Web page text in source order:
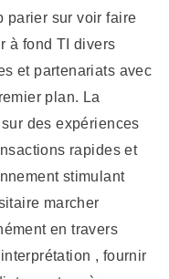
parier sur voir faire
à fond TI divers
et partenariats avec
plan. La
des expériences
rapides et
stimulant
marcher
en travers
, fournir